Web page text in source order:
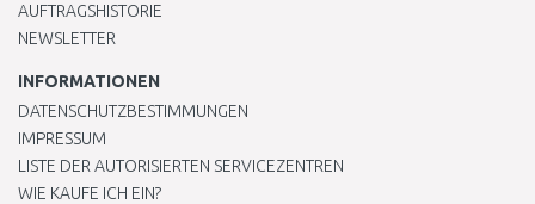
AUFTRAGSHISTORIE
NEWSLETTER
INFORMATIONEN
DATENSCHUTZBESTIMMUNGEN
IMPRESSUM
LISTE DER AUTORISIERTEN SERVICEZENTREN
WIE KAUFE ICH EIN?